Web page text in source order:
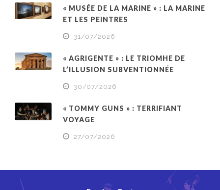
« MUSÉE DE LA MARINE » : LA MARINE
ET LES PEINTRES
31/07/2026
« AGRIGENTE » : LE TRIOMHE DE
L’ILLUSION SUBVENTIONNÉE
30/07/2026
« TOMMY GUNS » : TERRIFIANT
VOYAGE
27/07/2026